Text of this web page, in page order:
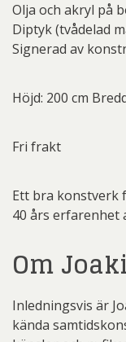
Olja och akryl på
Diptyk (tvådelad
Signerad av
Höjd: 200 cm
Fri frakt
Ett bra konstverk
40 års erfarenhet
Om
Inledningsvis är
kända